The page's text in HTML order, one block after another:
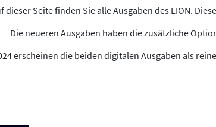
dieser Seite finden Sie alle Ausgaben des LION.
Die neueren Ausgaben haben die zusätzliche
erscheinen die beiden digitalen Ausgaben als